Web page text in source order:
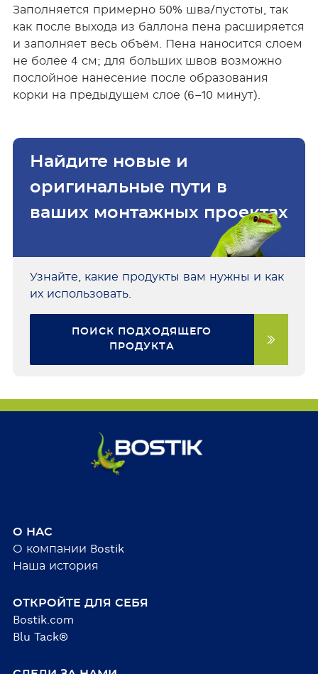
Заполняется примерно 50% шва/пустоты, так
как после выхода из баллона пена расширяется
и заполняет весь объём. Пена наносится слоем
не более 4 см; для больших швов возможно
послойное нанесение после образования
корки на предыдущем слое (6–10 минут).
Найдите новые и
оригинальные пути в
ваших монтажных проектах
Узнайте, какие продукты вам нужны и как
их использовать.
ПОИСК ПОДХОДЯЩЕГО
ПРОДУКТА
О НАС
О компании Bostik
Наша история
ОТКРОЙТЕ ДЛЯ СЕБЯ
Bostik.com
Blu Tack®